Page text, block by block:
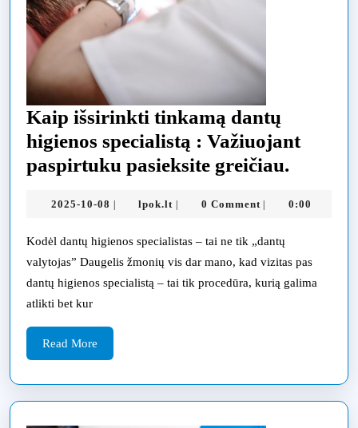
Kaip išsirinkti tinkamą dantų
higienos specialistą : Važiuojant
paspirtuku pasieksite greičiau.
2025-10-08 2025-
| lpok.lt lpok.lt
| 0 Comment | 0:00
Kodėl dantų higienos specialistas – tai ne tik „dantų
valytojas” Daugelis žmonių vis dar mano, kad vizitas pas
dantų higienos specialistą – tai tik procedūra, kurią galima
atlikti bet kur
Read More
More